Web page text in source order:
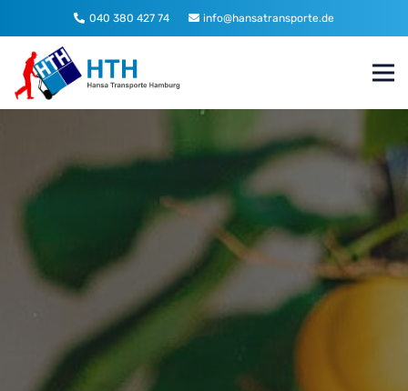
040 380 427 74 info@hansatransporte.de